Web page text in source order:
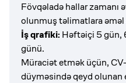
Fövqəladə hallar zamanı
olunmuş təlimatlara əməl
İş qrafiki: Həftəiçi 5 gün,
günü.
Müraciət etmək üçün,
düyməsində qeyd